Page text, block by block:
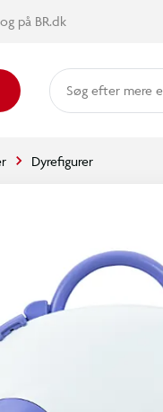
på BR.dk
mere
Dyrefigurer